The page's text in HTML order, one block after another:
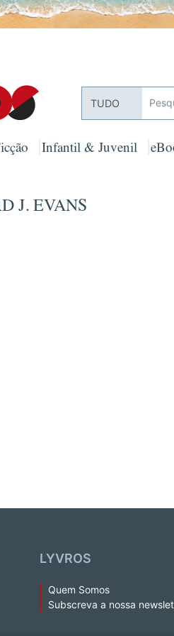
PORTES
TUDO
Infantil & Juvenil
J. EVANS
LYVROS
Quem Somos
Subscreva a nossa